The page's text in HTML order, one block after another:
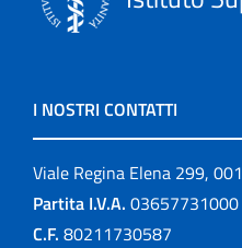
I NOSTRI CONTATTI
Viale Regina Elena 299,
Partita I.V.A. 03657731000
C.F. 80211730587